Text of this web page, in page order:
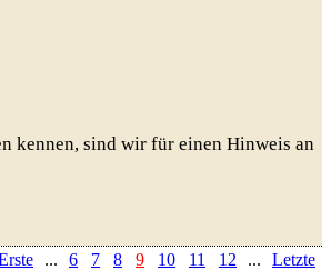
kennen, sind wir für einen Hinweis an
... 6 7 8 9 10 11 12 ...
Letzte